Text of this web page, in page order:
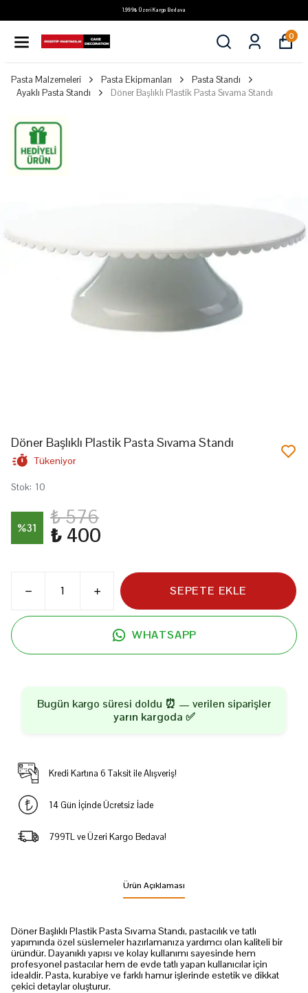
1.999₺ Üzeri Kargo Bedava
0
Pasta Malzemeleri Pasta Ekipmanları
Pasta Standı
Ayaklı Pasta Standı
Döner Başlıklı Plastik Pasta Sıvama Standı
Döner Başlıklı Plastik Pasta Sıvama Standı
Tükeniyor
Stok: 10
%31 ₺ 576
₺ 400
SEPETE EKLE
WHATSAPP
Bugün kargo süresi doldu ⏰ — verilen siparişler
yarın kargoda ✅
Kredi Kartına 6 Taksit ile Alışveriş!
14 Gün İçinde Ücretsiz İade
799TL ve Üzeri Kargo Bedava!
Ürün Açıklaması
Döner Başlıklı Plastik Pasta Sıvama Standı, pastacılık ve tatlı
yapımında özel süslemeler hazırlamanıza yardımcı olan kaliteli bir
üründür. Dayanıklı yapısı ve kolay kullanımı sayesinde hem
profesyonel pastacılar hem de evde tatlı yapan kullanıcılar için
idealdir. Pasta, kurabiye ve farklı hamur işlerinde estetik ve dikkat
çekici detaylar oluşturur.